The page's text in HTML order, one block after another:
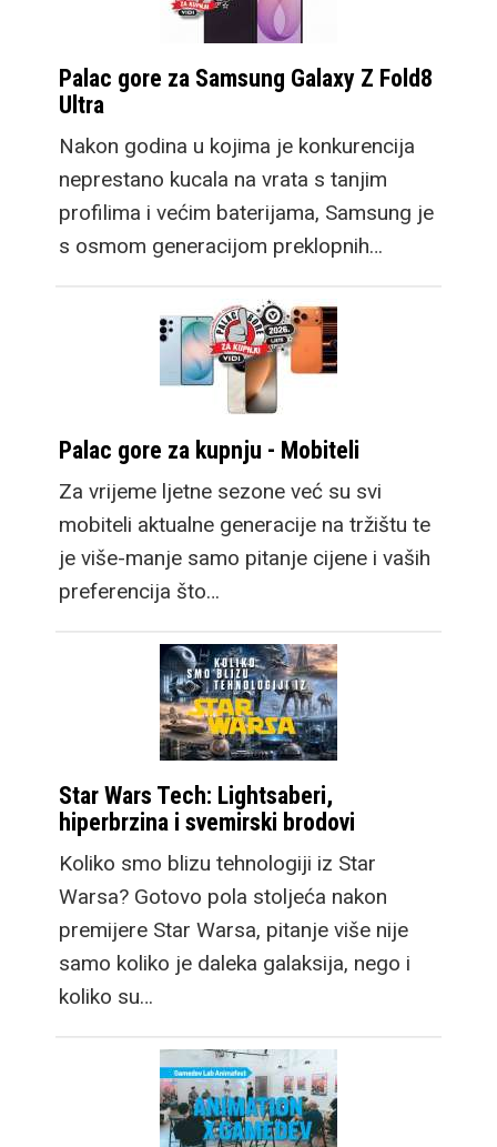
Palac gore za Samsung Galaxy Z Fold8
Ultra
Nakon godina u kojima je konkurencija
neprestano kucala na vrata s tanjim
profilima i većim baterijama, Samsung je
s osmom generacijom preklopnih…
Palac gore za kupnju - Mobiteli
Za vrijeme ljetne sezone već su svi
mobiteli aktualne generacije na tržištu te
je više-manje samo pitanje cijene i vaših
preferencija što…
Star Wars Tech: Lightsaberi,
hiperbrzina i svemirski brodovi
Koliko smo blizu tehnologiji iz Star
Warsa? Gotovo pola stoljeća nakon
premijere Star Warsa, pitanje više nije
samo koliko je daleka galaksija, nego i
koliko su…